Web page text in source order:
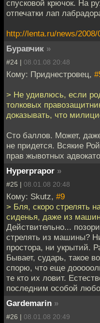
спусковой крючок. На
отпечатки лап
http://lenta.ru/news/
Буравчик »
#24 | 08.01.08 20:48
Кому: Приднестровец,
> Не удивлюсь, если
толковых
доказывать, что
Сто баллов. Может,
не придется. Всякие
прав жывотных
Hyperprapor »
#25 | 08.01.08 20:48
Кому: Skutz, #9
> Бля, скоро стрелять
сиденья, даже из
Действительно...
стрелять из машины?
простора, ни укрытий.
Бывает, сударь, такое
спорю, что еще
те кто их ловит.
последним особой
Gardemarin »
#26 | 08.01.08 20:49